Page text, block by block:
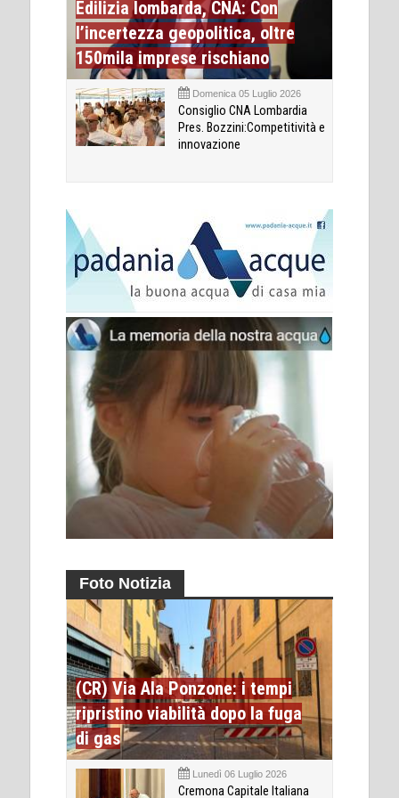
Edilizia lombarda, CNA: Con
l’incertezza geopolitica, oltre
150mila imprese rischiano
Domenica 05 Luglio 2026
Consiglio CNA Lombardia
Pres. Bozzini:Competitività e
innovazione
Foto Notizia
(CR) Via Ala Ponzone: i tempi
ripristino viabilità dopo la fuga
di gas
Lunedì 06 Luglio 2026
Cremona Capitale Italiana